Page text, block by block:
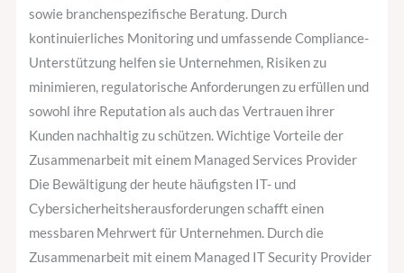
sowie branchenspezifische Beratung. Durch
kontinuierliches Monitoring und umfassende Compliance-
Unterstützung helfen sie Unternehmen, Risiken zu
minimieren, regulatorische Anforderungen zu erfüllen und
sowohl ihre Reputation als auch das Vertrauen ihrer
Kunden nachhaltig zu schützen. Wichtige Vorteile der
Zusammenarbeit mit einem Managed Services Provider
Die Bewältigung der heute häufigsten IT- und
Cybersicherheitsherausforderungen schafft einen
messbaren Mehrwert für Unternehmen. Durch die
Zusammenarbeit mit einem Managed IT Security Provider